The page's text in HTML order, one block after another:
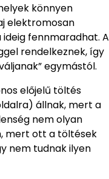
könnyen
elektromosan
fennmaradhat. A
rendelkeznek, így
egymástól.
előjelű töltés
állnak, mert a
nem olyan
mert ott a töltések
nem tudnak ilyen